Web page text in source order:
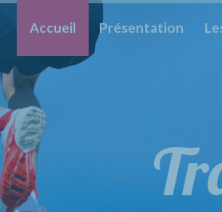
Accueil Présentation